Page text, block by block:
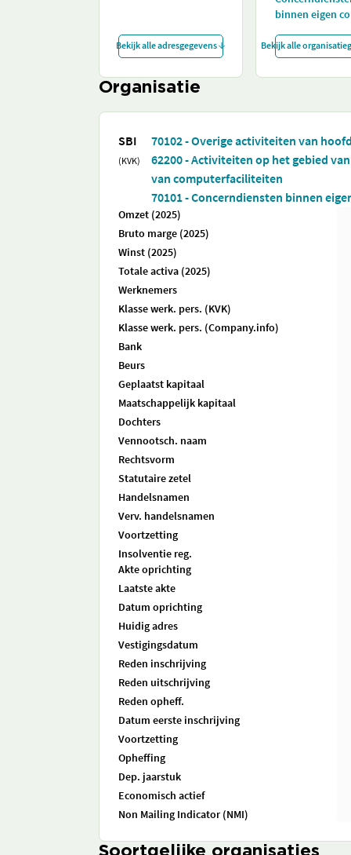
Bekijk alle adresgegevens
binnen eigen
Bekijk alle
Organisatie
SBI
(KVK)
70102 - Overige activiteiten van
62200 - Activiteiten op het gebied
van computerfaciliteiten
70101 - Concerndiensten binnen
Omzet (2025)
Bruto marge (2025)
Winst (2025)
Totale activa (2025)
Werknemers
Klasse werk. pers. (KVK)
Klasse werk. pers. (Company.info)
Bank
Beurs
Geplaatst kapitaal
Maatschappelijk kapitaal
Dochters
Vennootsch. naam
Rechtsvorm
Statutaire zetel
Handelsnamen
Verv. handelsnamen
Voortzetting
Insolventie reg.
Akte oprichting
Laatste akte
Datum oprichting
Huidig adres
Vestigingsdatum
Reden inschrijving
Reden uitschrijving
Reden opheff.
Datum eerste inschrijving
Voortzetting
Opheffing
Dep. jaarstuk
Economisch actief
Non Mailing Indicator (NMI)
Soortgelijke organisaties